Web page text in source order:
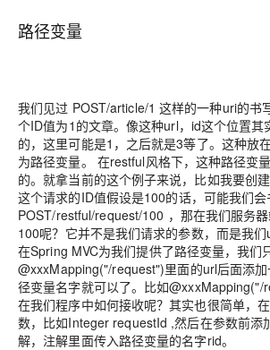
路径变量
我们见过 POST/article/1 这样的一种uri的书
个ID值为1的文章。像这种url，id这个位置其
的，这里可能是1，之后就是3等了。这种放
为路径变量。 在restful风格下，这种路径变
的。就拿当前的这个例子来说，比如我要创建
这个请求的ID值假设是100的话，可能我们会
POST/restful/request/100 ，那在我们服务
100呢？它并不是我们请求的参数，而是我
在Spring MVC为我们提供了路径变量，我们
@xxxMapping("/request")里面的url后面添
径变量名字就可以了。比如@xxxMapping("/
在我们程序中如何接收呢？其实也很简单，
数，比如Integer requestId ,然后在参数前添
解，注解里面传入路径变量的名字rid。